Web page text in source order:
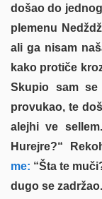
došao do
plemenu
ali ga nisam
kako protiče
Skupio sam
provukao, te
alejhi ve sellem.
Hurejre?“
me: “Šta te
dugo se